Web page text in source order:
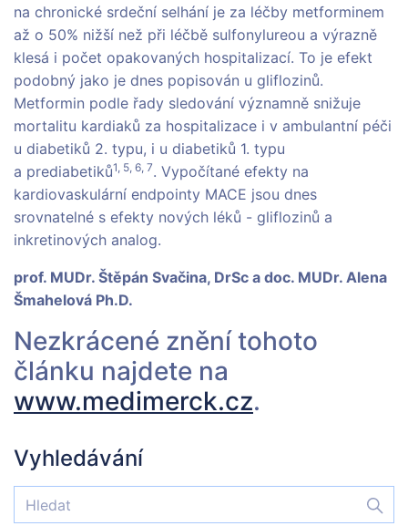
na chronické srdeční selhání je za léčby metforminem
až o 50% nižší než při léčbě sulfonylureou a výrazně
klesá i počet opakovaných hospitalizací. To je efekt
podobný jako je dnes popisován u gliflozinů.
Metformin podle řady sledování významně snižuje
mortalitu kardiaků za hospitalizace i v ambulantní péči
u diabetiků 2. typu, i u diabetiků 1. typu
a prediabetiků1, 5, 6, 7. Vypočítané efekty na
kardiovaskulární endpointy MACE jsou dnes
srovnatelné s efekty nových léků - gliflozinů a
inkretinových analog.
prof. MUDr. Štěpán Svačina, DrSc a doc. MUDr. Alena
Šmahelová Ph.D.
Nezkrácené znění tohoto
článku najdete na
www.medimerck.cz.
Vyhledávání